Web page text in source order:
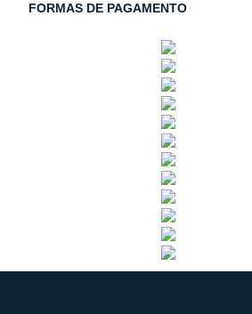
FORMAS DE PAGAMENTO